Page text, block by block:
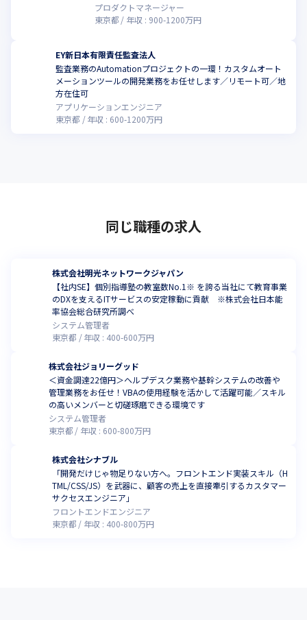
プロダクトマネージャー
東京都
年収 : 900-1200万円
EY新日本有限責任監査法人
監査業務のAutomationプロジェクトの一環！カスタムオート
メーションツールの開発業務をお任せします／リモート可／地
方在住可
アプリケーションエンジニア
東京都
年収 : 600-1200万円
同じ職種の求人
株式会社明光ネットワークジャパン
【社内SE】個別指導塾の教室数No.1※ を誇る当社にて教育事業
のDXを支えるITサービスの安定稼動に貢献 ※株式会社日本能
率協会総合研究所調べ
システム管理者
東京都
年収 : 400-600万円
株式会社ジョリーグッド
＜資金調達22億円＞ヘルプデスク業務や基幹システムの改善や
管理業務をお任せ！VBAの使用経験を活かして活躍可能／スキル
の高いメンバーと切磋琢磨できる環境です
システム管理者
東京都
年収 : 600-800万円
株式会社シナブル
「開発だけじゃ物足りない方へ。フロントエンド実装スキル（H
TML/CSS/JS）を武器に、顧客の売上を直接牽引するカスタマー
サクセスエンジニア」
フロントエンドエンジニア
東京都
年収 : 400-800万円